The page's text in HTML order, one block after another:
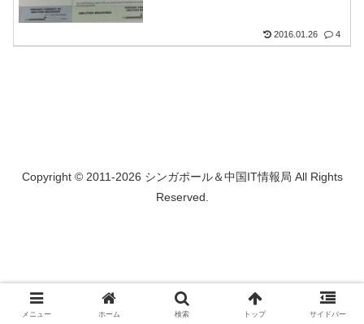
2016.01.26 4
Copyright © 2011-2026 シンガポール＆中国IT情報局 All Rights
Reserved.
メニュー ホーム 検索 トップ サイドバー